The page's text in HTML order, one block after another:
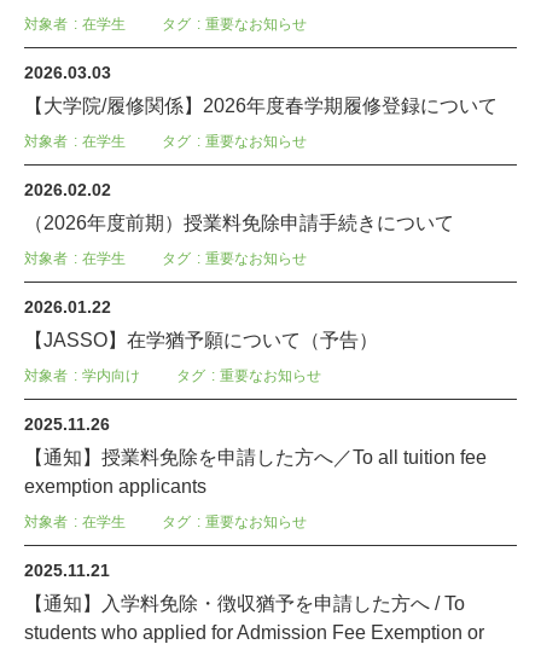
対象者 在学生 タグ 重要なお知らせ
2026.03.03
【大学院/履修関係】2026年度春学期履修登録について
対象者 在学生 タグ 重要なお知らせ
2026.02.02
（2026年度前期）授業料免除申請手続きについて
対象者 在学生 タグ 重要なお知らせ
2026.01.22
【JASSO】在学猶予願について（予告）
対象者 学内向け タグ 重要なお知らせ
2025.11.26
【通知】授業料免除を申請した方へ／To all tuition fee
exemption applicants
対象者 在学生 タグ 重要なお知らせ
2025.11.21
【通知】入学料免除・徴収猶予を申請した方へ / To
students who applied for Admission Fee Exemption or